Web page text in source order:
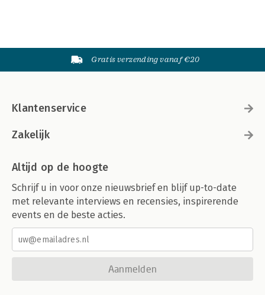
Gratis verzending vanaf €20
Klantenservice
Zakelijk
Altijd op de hoogte
Schrijf u in voor onze nieuwsbrief en blijf up-to-date
met relevante interviews en recensies, inspirerende
events en de beste acties.
Aanmelden